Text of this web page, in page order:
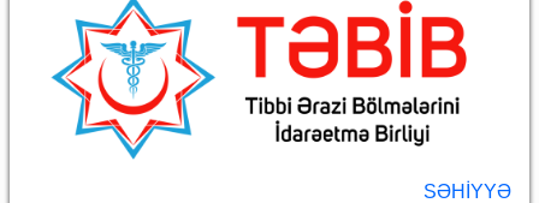
SƏHIYYƏ